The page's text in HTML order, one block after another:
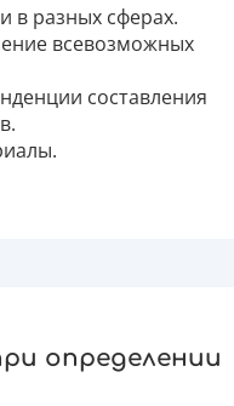
в разных сферах.
всевозможных
составления
определении